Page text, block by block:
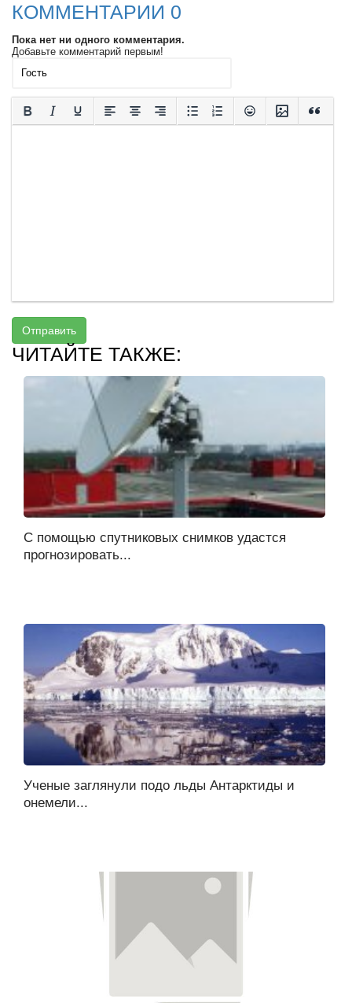
КОММЕНТАРИИ 0
Пока нет ни одного комментария.
Добавьте комментарий первым!
Отправить
ЧИТАЙТЕ ТАКЖЕ:
С помощью спутниковых снимков удастся
прогнозировать...
Ученые заглянули подо льды Антарктиды и
онемели...